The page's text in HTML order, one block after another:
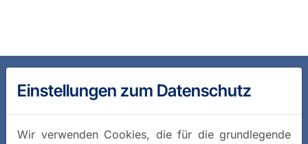
Einstellungen zum Datenschutz
Wir verwenden Cookies, die für die grundlegende